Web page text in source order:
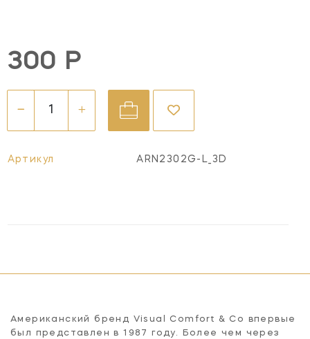
300 Р
Артикул ARN2302G-L_3D
Американский бренд Visual Comfort & Co впервые
был представлен в 1987 году. Более чем через